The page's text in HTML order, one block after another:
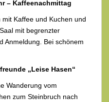
– Kaffeenachmittag
Kaffee und Kuchen und
mit begrenzter
Anmeldung. Bei schönem
„Leise Hasen“
Wanderung vom
zum Steinbruch nach